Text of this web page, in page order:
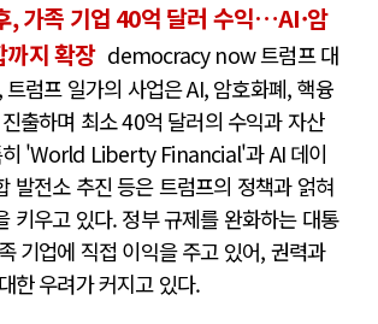
, 가족 기업 40억 달러 수익…AI·암
까지 확장 democracy now 트럼프 대
럼프 일가의 사업은 AI, 암호화폐, 핵융
출하며 최소 40억 달러의 수익과 자산
히 'World Liberty Financial'과 AI 데이
발전소 추진 등은 트럼프의 정책과 얽혀
키우고 있다. 정부 규제를 완화하는 대통
기업에 직접 이익을 주고 있어, 권력과
한 우려가 커지고 있다.